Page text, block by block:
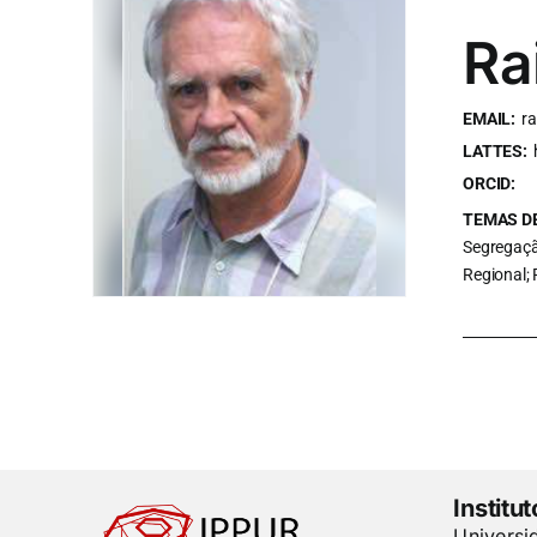
EMAIL:
LATTES:
ORCID:
TEMAS
Regional;